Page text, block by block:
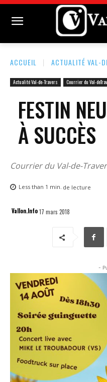
ACCUEIL ACTUALITÉ VAL-
Actualité Val-de-Travers Courrier du Val-
FESTIN
À SUCCÈS
Courrier du Val-de-
Less than 1 min. de lecture
Vallon.Info17 mars 2018
-